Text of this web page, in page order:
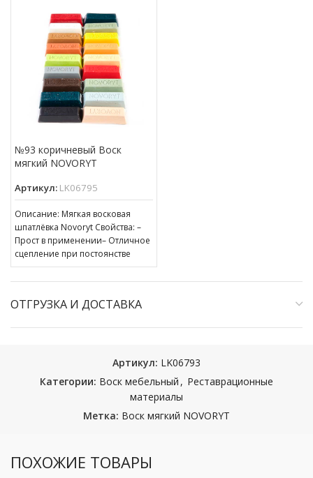
№93 коричневый Воск
мягкий NOVORYT
Артикул: LK06795
Описание: Мягкая восковая
шпатлёвка Novoryt Свойства: –
Прост в применении– Отличное
сцепление при постоянстве
консистенции– Готов к
нанесению– Пригоден для
ОТГРУЗКА И ДОСТАВКА
Артикул: LK06793
Категории: Воск мебельный , Реставрационные
материалы
Метка: Воск мягкий NOVORYT
ПОХОЖИЕ ТОВАРЫ